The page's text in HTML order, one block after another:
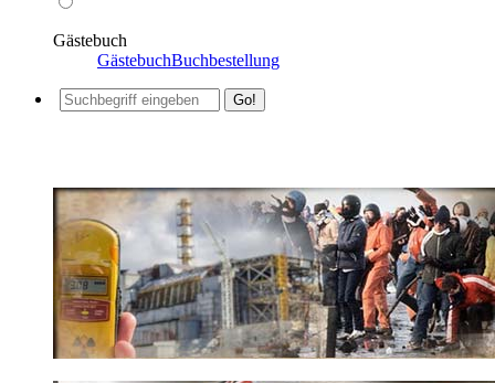
Gästebuch
GästebuchBuchbestellung